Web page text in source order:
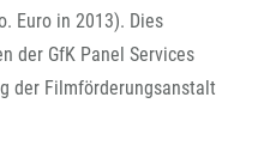
Euro in 2013). Dies
der GfK Panel Services
der Filmförderungsanstalt